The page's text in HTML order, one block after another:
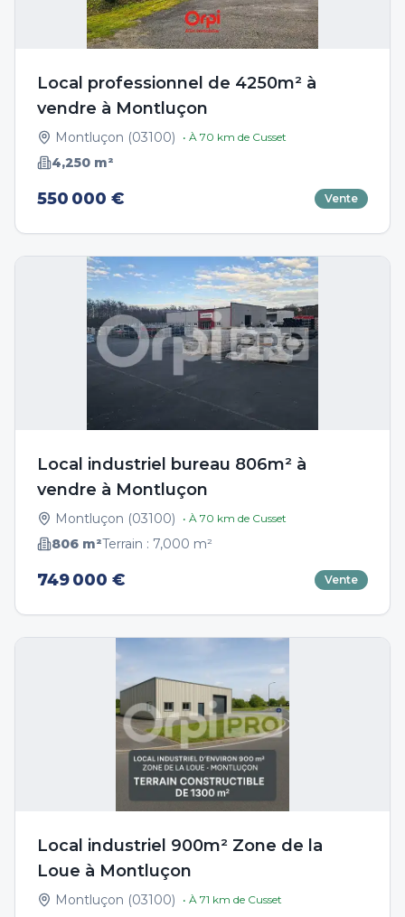
Local professionnel de 4250m² à
vendre à Montluçon
Montluçon (03100) • À 70 km de Cusset
4,250 m²
550 000 € Vente
Local industriel bureau 806m² à
vendre à Montluçon
Montluçon (03100) • À 70 km de Cusset
806 m²Terrain : 7,000 m²
749 000 € Vente
Local industriel 900m² Zone de la
Loue à Montluçon
Montluçon (03100) • À 71 km de Cusset